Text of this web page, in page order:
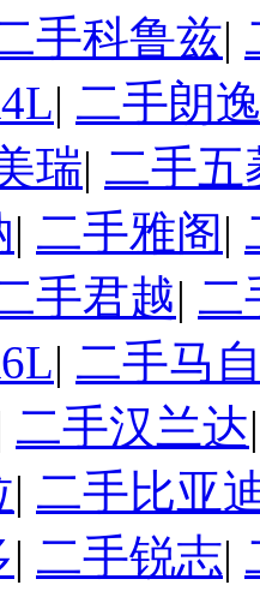
手科鲁兹|
| 二手朗
瑞| 二手五
| 二手雅阁|
手君越| 二
| 二手马
二手汉兰达
| 二手比亚
| 二手锐志|